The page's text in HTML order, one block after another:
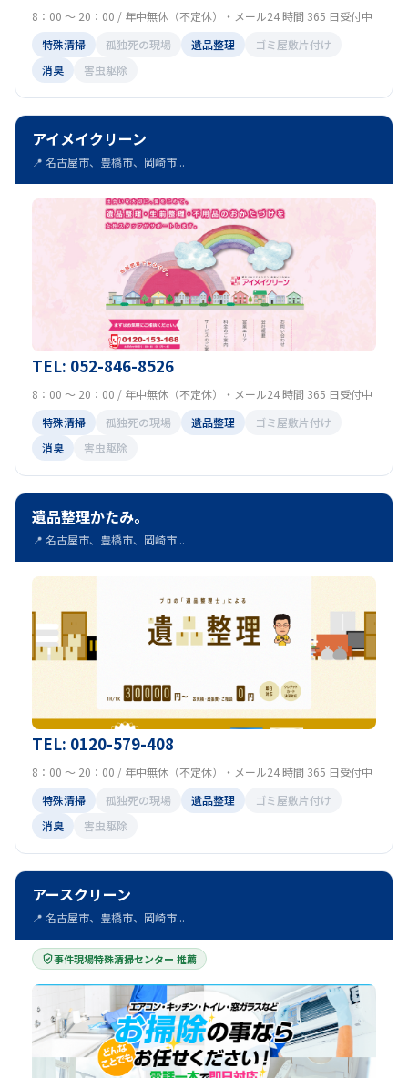
8：00 ～ 20：00 / 年中無休（不定休）・メール24 時間 365 日受付中
特殊清掃
孤独死の現場 遺品整理
ゴミ屋敷片付け
消臭
害虫駆除
アイメイクリーン
📍 名古屋市、豊橋市、岡崎市...
TEL: 052-846-8526
8：00 ～ 20：00 / 年中無休（不定休）・メール24 時間 365 日受付中
特殊清掃
孤独死の現場 遺品整理
ゴミ屋敷片付け
消臭
害虫駆除
遺品整理かたみ。
📍 名古屋市、豊橋市、岡崎市...
TEL: 0120-579-408
8：00 ～ 20：00 / 年中無休（不定休）・メール24 時間 365 日受付中
特殊清掃
孤独死の現場 遺品整理
ゴミ屋敷片付け
消臭
害虫駆除
アースクリーン
📍 名古屋市、豊橋市、岡崎市...
事件現場特殊清掃センター 推薦